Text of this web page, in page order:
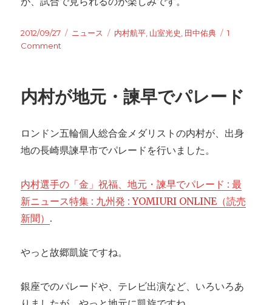
Posted
on
2012/09/27 Categories
ニュース Tags
内村航平 山室光史 田中佑典
1
Comment
肩
み
を
予
定
内村が地元・諫早でパレード
ロンドン五輪個人総合金メダリストの内村が、出身
地の長崎県諫早市でパレードを行いました。
内村選手の「金」祝福、地元・諫早でパレード : 最
新ニュース特集 : 九州発 : YOMIURI ONLINE（読売
新聞） .
やっと故郷凱旋ですね。
銀座でのパレードや、テレビ出演など、いろいろあ